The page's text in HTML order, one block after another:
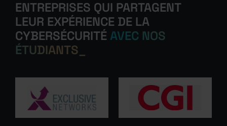
ENTREPRISES QUI PARTAGENT
LEUR EXPÉRIENCE DE LA
CYBERSÉCURITÉ AVEC NOS
ÉTUDIANTS